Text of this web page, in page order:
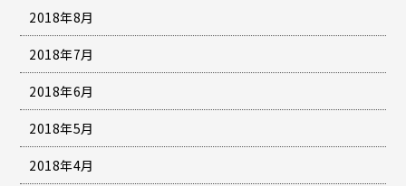
2018年8月
2018年7月
2018年6月
2018年5月
2018年4月